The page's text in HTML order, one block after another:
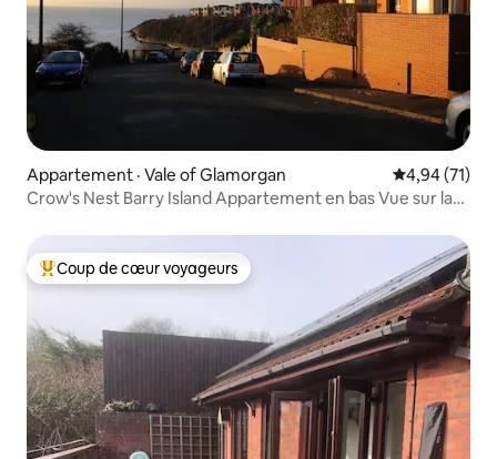
Appartement · Vale of Glamorgan Note
4,94 (71)
Crow's Nest Barry Island Appartement en bas Vue sur la
Coup de cœur voyageurs parmi les plus aimés
Coup de cœur voyageurs